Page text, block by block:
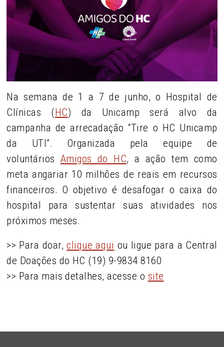
Na semana de 1 a 7 de junho, o Hospital de
Clínicas (HC) da Unicamp será alvo da
campanha de arrecadação “Tire o HC Unicamp
da UTI”. Organizada pela equipe de
voluntários Amigos do HC, a ação tem como
meta angariar 10 milhões de reais em recursos
financeiros. O objetivo é desafogar o caixa do
hospital para sustentar suas atividades nos
próximos meses.
>> Para doar,clique aqui ou ligue para a Central
de Doações do HC (19) 9-9834 8160
>> Para mais detalhes, acesse o site